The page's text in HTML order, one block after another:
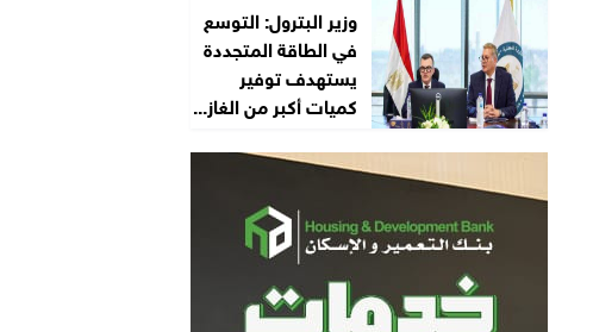
وزير البترول: التوسع
في الطاقة المتجددة
يستهدف توفير
كميات أكبر من الغاز...